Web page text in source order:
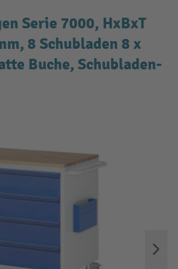
Serie 7000, HxBxT
8 Schubladen 8 x
Buche, Schubladen-